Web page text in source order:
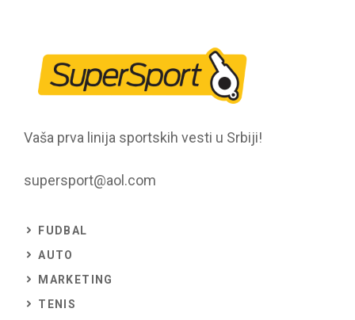
Vaša prva linija sportskih vesti u Srbiji!
supersport@aol.com
FUDBAL
AUTO
MARKETING
TENIS